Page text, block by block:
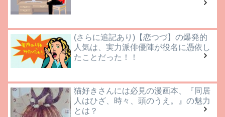
(さらに追記あり)【恋つづ】の爆発的
人気は、実力派俳優陣が役名に憑依し
たことだった！！
猫好きさんには必見の漫画本、『同居
人はひざ、時々、頭のうえ。』の魅力
とは？